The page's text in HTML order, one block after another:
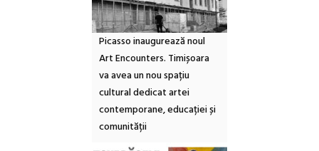
Picasso inaugurează noul
Art Encounters. Timișoara
va avea un nou spațiu
cultural dedicat artei
contemporane, educației și
comunității